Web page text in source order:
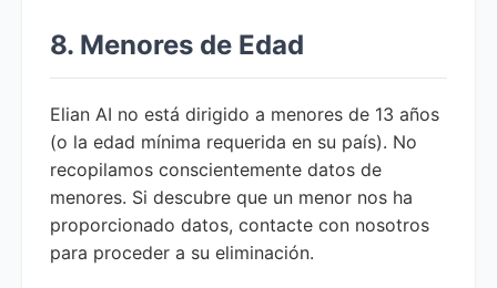
8. Menores de Edad
Elian AI no está dirigido a menores de 13 años
(o la edad mínima requerida en su país). No
recopilamos conscientemente datos de
menores. Si descubre que un menor nos ha
proporcionado datos, contacte con nosotros
para proceder a su eliminación.